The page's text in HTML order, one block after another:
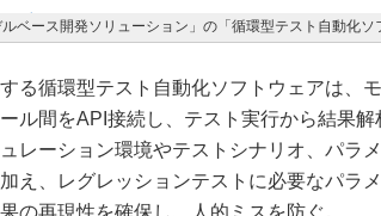
ルベース開発ソリューション」の「循環型テスト自動化
る循環型テスト自動化ソフトウェアは、
ル間をAPI接続し、テスト実行から結果
レーション環境やテストシナリオ、パラ
え、レグレッションテストに必要なパラ
の再現性を確保し、人的ミスを防ぐ。